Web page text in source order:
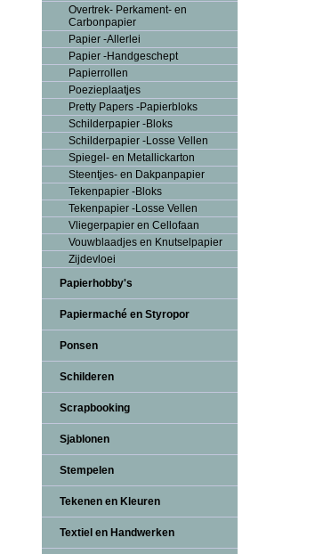
Overtrek- Perkament- en
Carbonpapier
Papier -Allerlei
Papier -Handgeschept
Papierrollen
Poezieplaatjes
Pretty Papers -Papierbloks
Schilderpapier -Bloks
Schilderpapier -Losse Vellen
Spiegel- en Metallickarton
Steentjes- en Dakpanpapier
Tekenpapier -Bloks
Tekenpapier -Losse Vellen
Vliegerpapier en Cellofaan
Vouwblaadjes en Knutselpapier
Zijdevloei
Papierhobby's
Papiermaché en Styropor
Ponsen
Schilderen
Scrapbooking
Sjablonen
Stempelen
Tekenen en Kleuren
Textiel en Handwerken